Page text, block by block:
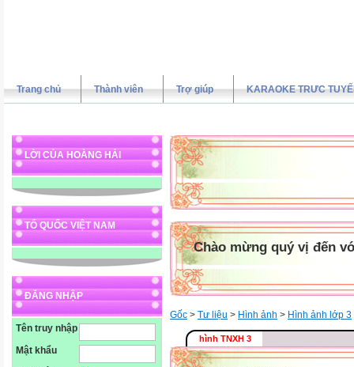
Trang chủ Thành viên Trợ giúp KARAOKE TRƯC
LỜI CỦA HOÀNG HẢI
TỔ QUỐC VIỆT NAM
ĐĂNG NHẬP
Tên truy nhập
Mật khẩu
Chào mừng quý vị đến
Gốc > Tư liệu > Hình ảnh > Hình ảnh lớp 3
hình TNXH 3